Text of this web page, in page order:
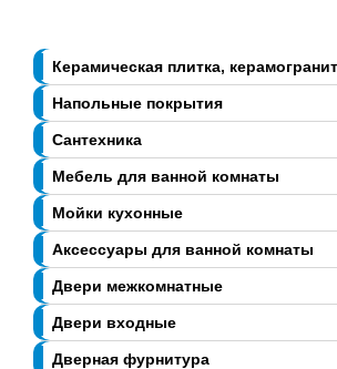
Керамическая плитка,
Напольные покрытия
Сантехника
Мебель для ванной комнаты
Мойки кухонные
Аксессуары для ванной комнаты
Двери межкомнатные
Двери входные
Дверная фурнитура